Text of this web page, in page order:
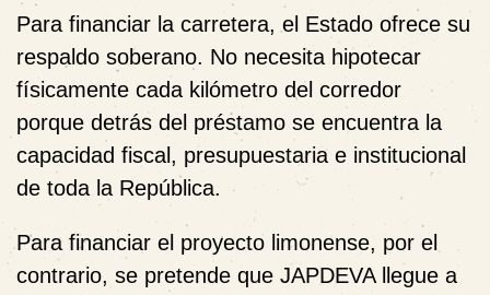
Para financiar la carretera, el Estado ofrece su
respaldo soberano. No necesita hipotecar
físicamente cada kilómetro del corredor
porque detrás del préstamo se encuentra la
capacidad fiscal, presupuestaria e institucional
de toda la República.
Para financiar el proyecto limonense, por el
contrario, se pretende que JAPDEVA llegue a